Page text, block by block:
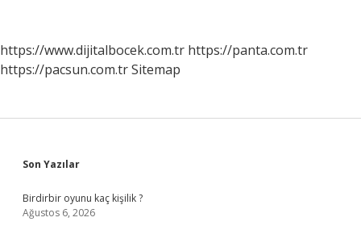
https://www.dijitalbocek.com.tr https://panta.com.tr
https://pacsun.com.trSitemap
Sidebar
Son Yazılar
Birdirbir oyunu kaç kişilik ?
Ağustos 6, 2026